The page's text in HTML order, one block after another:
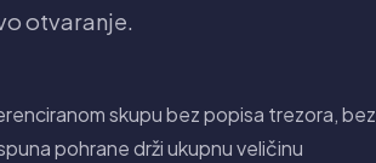
otvaranje.
skupu bez popisa trezora, bez
pohrane drži ukupnu veličinu